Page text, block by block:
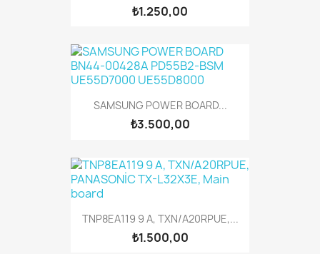
₺1.250,00
SAMSUNG POWER BOARD...
₺3.500,00
TNP8EA119 9 A, TXN/A20RPUE,...
₺1.500,00